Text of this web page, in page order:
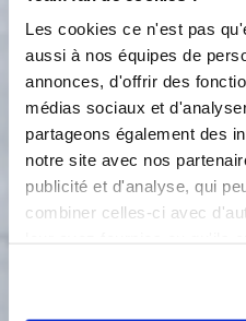
Les cookies ce n'est pas
aussi à nos équipes de
annonces, d'offrir des
médias sociaux et
partageons également des
notre site avec nos
publicité et d'analyse, qui
combiner celles-ci avec
4
Ajouter la
chimique.
5
Faites